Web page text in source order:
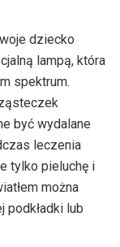
dziecko
lampą, która
spektrum.
być wydalane
leczenia
tylko pieluchę i
można
podkładki lub